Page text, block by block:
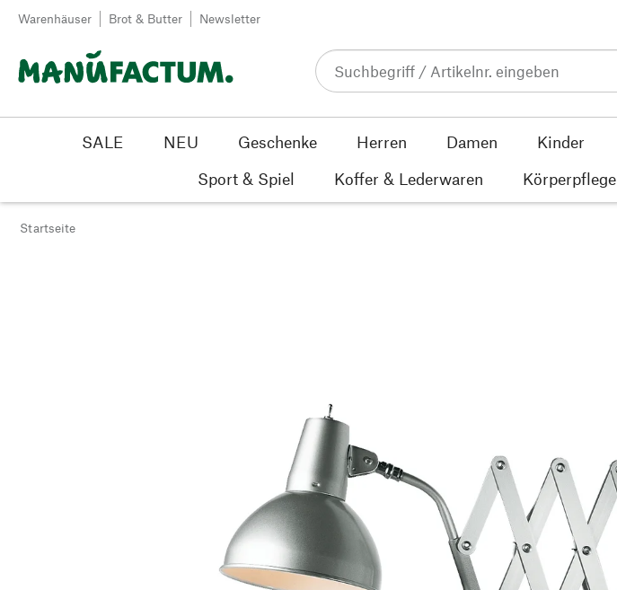
Zum Inhalt springen
Warenhäuser Brot & Butter Newsletter
SALE NEU Geschenke Herren Damen Kinder
Sport & Spiel
Koffer & Lederwaren Körperpflege
Startseite